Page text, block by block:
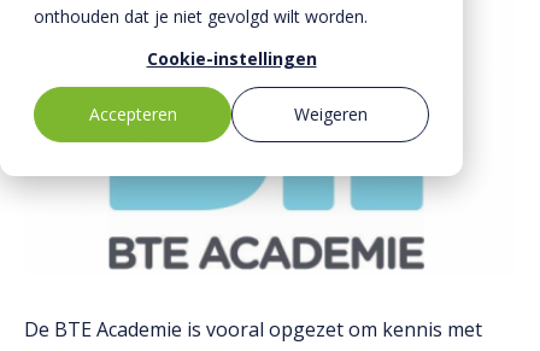
onthouden dat je niet gevolgd wilt worden.
Cookie-instellingen
Accepteren Weigeren
Werken bij
Invie (CIRRCON)
Invie (CIRRCON)
Invie nieuws
Kwaliteit
Contact
De BTE Academie is vooral opgezet om kennis met